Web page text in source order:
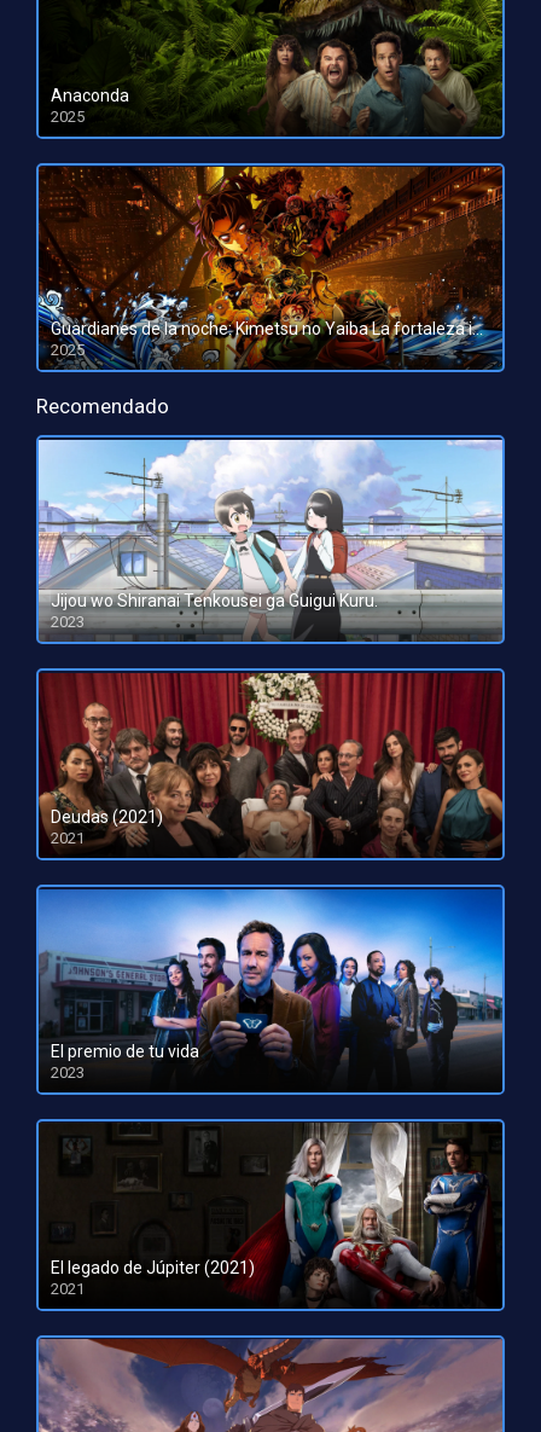
Anaconda
2025
HD 1080pHD 720p
Guardianes de la noche: Kimetsu no Yaiba La fortaleza infinita
2025
HD 1080pHD 720p
Recomendado
Jijou wo Shiranai Tenkousei ga Guigui Kuru.
2023
HD 1080pHD 720p
Deudas (2021)
2021
El premio de tu vida
2023
HD 1080pHD 720p
El legado de Júpiter (2021)
2021